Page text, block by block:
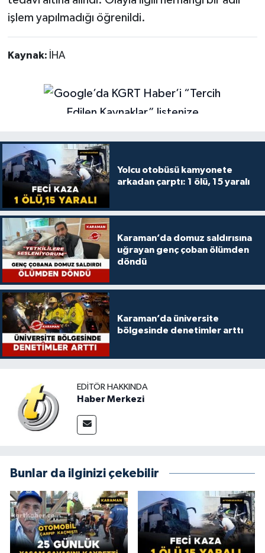
işlem yapılmadığı öğrenildi.
Kaynak: İHA
Yolcu otobüsü kamyonete
arkadan çarptı: 1 ölü, 15 yaralı
Karaman’da domuz saldırısına
uğrayan genç çoban ölümden
döndü
Karaman’da üniversite
bölgesinde denetimler arttı
EDITÖR HAKKINDA
Haber Merkezi
Bunlar da ilginizi çekebilir